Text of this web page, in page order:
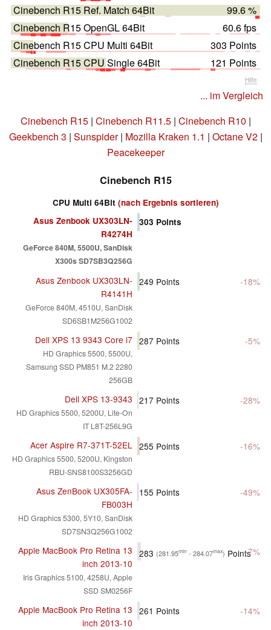
Cinebench R15 Ref. Match 64Bit
99.6 %
Cinebench R15 OpenGL 64Bit
60.6 fps
Cinebench R15 CPU Multi 64Bit
303 Points
Cinebench R15 CPU Single 64Bit
121 Points
Hilfe
... im Vergleich
Cinebench R15| Cinebench R11.5| Cinebench R10 |
Geekbench 3 | Sunspider| Mozilla Kraken 1.1 | Octane V2|
Peacekeeper
Cinebench R15
CPU Multi 64Bit (nach Ergebnis sortieren)
Asus Zenbook UX303LN-
R4274H
GeForce 840M, 5500U, SanDisk
X300s SD7SB3Q256G
303 Points
Asus Zenbook UX303LN-
R4141H
GeForce 840M, 4510U, SanDisk
SD6SB1M256G1002
249 Points -18%
Dell XPS 13 9343 Core i7
HD Graphics 5500, 5500U,
Samsung SSD PM851 M.2 2280
256GB
287 Points -5%
Dell XPS 13-9343
HD Graphics 5500, 5200U, Lite-On
IT L8T-256L9G
217 Points -28%
Acer Aspire R7-371T-52EL
HD Graphics 5500, 5200U, Kingston
RBU-SNS8100S3256GD
255 Points -16%
Asus ZenBook UX305FA-
FB003H
HD Graphics 5300, 5Y10, SanDisk
SD7SN3Q256G1002
155 Points -49%
Apple MacBook Pro Retina 13
inch 2013-10
Iris Graphics 5100, 4258U, Apple
SSD SM0256F
283 (281.95min - 284.07max) Points-7%
Apple MacBook Pro Retina 13
inch 2013-10
261 Points -14%